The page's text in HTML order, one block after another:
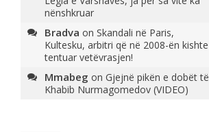
nënshkruar
Bradva on Skandali në Paris,
Kultesku, arbitri që në 2008-ën kishte
tentuar vetëvrasjen!
Mmabeg on Gjejnë pikën e dobët të
Khabib Nurmagomedov (VIDEO)